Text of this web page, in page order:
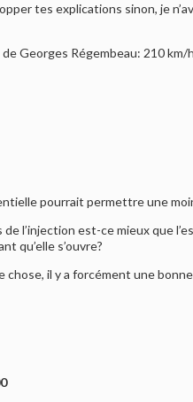
tes explications sinon, je
Georges Régembeau: 210
pourrait permettre une
l’injection est-ce mieux que
qu’elle s’ouvre?
chose, il y a forcément une